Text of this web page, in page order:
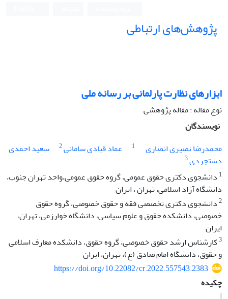
پژوهش‌های ارتباطی
ابزارهای نظارت پارلمانی بر رسانه ملی
نوع مقاله : مقاله پژوهشی
نویسندگان
محمدرضا نصیری انصاری
1 عماد قبادی سامانی2
سعید احمدی
دستجردی3
1 دانشجوی دکتری حقوق عمومی، گروه حقوق عمومی،واحد تهران جنوب،
دانشگاه آزاد اسلامی، تهران ، ایران
2دانشجوی دکتری تخصصی فقه و حقوق خصوصی، گروه حقوق
خصوصی، دانشکده حقوق و علوم سیاسی، دانشگاه خوارزمی، تهران،
ایران
3کارشناس ارشد حقوق خصوصی، گروه حقوق، دانشکده معارف اسلامی
و حقوق، دانشگاه امام صادق (ع)، تهران، ایران
https://doi.org/10.22082/cr.2022.557543.2383
چکیده